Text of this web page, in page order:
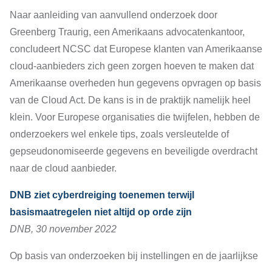
Naar aanleiding van aanvullend onderzoek door
Greenberg Traurig, een Amerikaans advocatenkantoor,
concludeert NCSC dat Europese klanten van Amerikaanse
cloud-aanbieders zich geen zorgen hoeven te maken dat
Amerikaanse overheden hun gegevens opvragen op basis
van de Cloud Act. De kans is in de praktijk namelijk heel
klein. Voor Europese organisaties die twijfelen, hebben de
onderzoekers wel enkele tips, zoals versleutelde of
gepseudonomiseerde gegevens en beveiligde overdracht
naar de cloud aanbieder.
DNB ziet cyberdreiging toenemen terwijl
basismaatregelen niet altijd op orde zijn
DNB, 30 november 2022
Op basis van onderzoeken bij instellingen en de jaarlijkse